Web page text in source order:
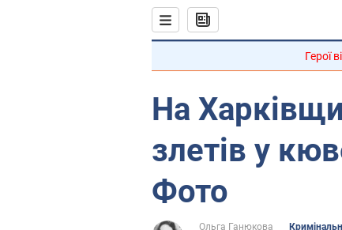
Герої
На
злетів у
Фото
Ольга Ганюкова